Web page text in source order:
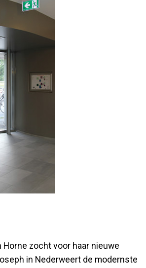
Horne zocht voor haar nieuwe
in Nederweert de modernste